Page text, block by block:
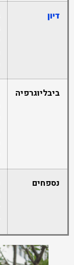
דיון
ביבליוגרפיה
נספחים